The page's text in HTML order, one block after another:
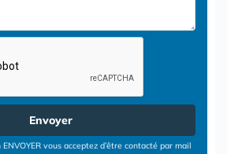
Envoyer
vous acceptez d’être contacté par mail